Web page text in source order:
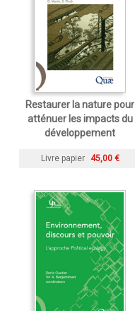
Restaurer la nature pour
atténuer les impacts du
développement
Livre papier 45,00 €